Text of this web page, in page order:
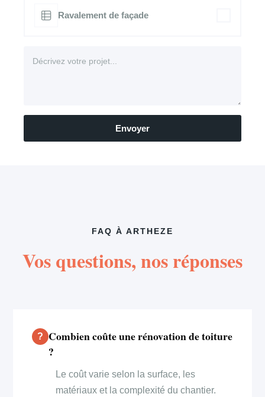
Ravalement de façade
Envoyer
FAQ À ARTHEZE
Vos questions, nos réponses
Combien coûte une rénovation de toiture
?
Le coût varie selon la surface, les
matériaux et la complexité du chantier.